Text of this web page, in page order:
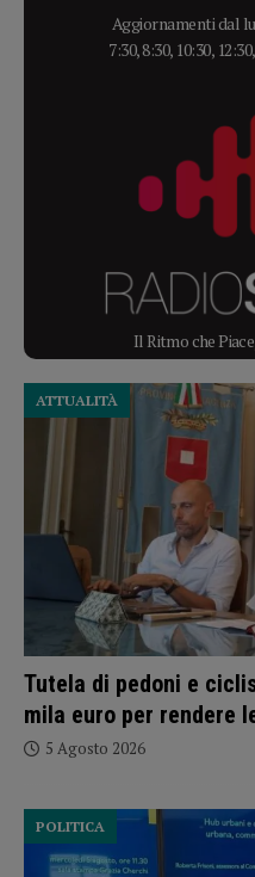
Aggiornamenti dal
7:30, 8:30, 10:30,
Il Ritmo che
Tutela di pedoni e
mila euro per rendere
ATTUALITÀ
5 Agosto 2026
POLITICA